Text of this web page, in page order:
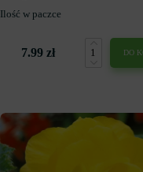
Ilość w paczce
7.99 zł DO